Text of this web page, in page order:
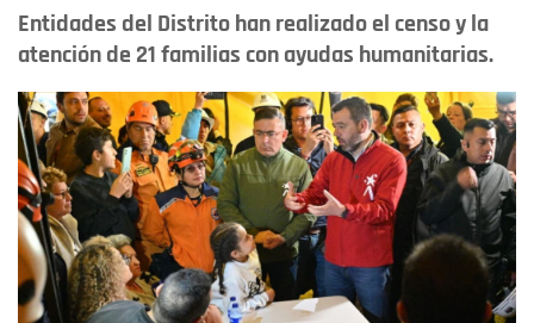
Entidades del Distrito han realizado el censo y la
atención de 21 familias con ayudas humanitarias.